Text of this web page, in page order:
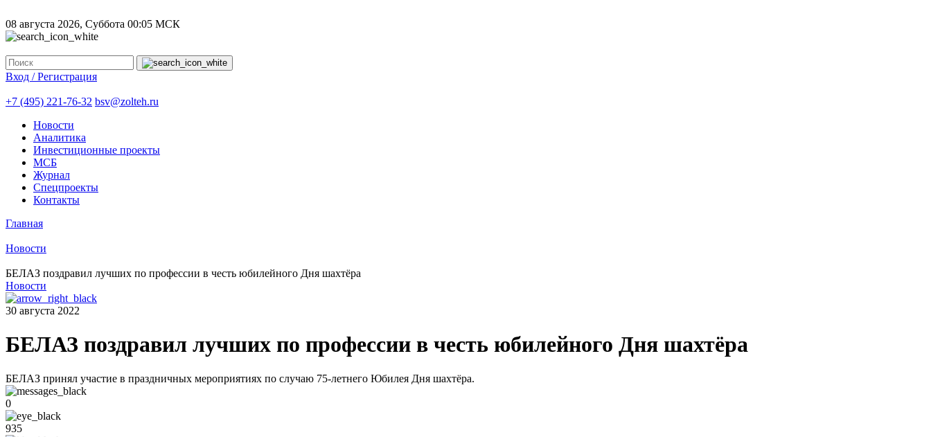
08 августа 2026, Суббота 00:05 МСК
Вход / Регистрация
+7 (495) 221-76-32 bsv@zolteh.ru
Новости
Аналитика
Инвестиционные проекты
МСБ
Журнал
Спецпроекты
Контакты
Главная
Новости
БЕЛАЗ поздравил лучших по профессии в честь юбилейного Дня шахтёра
Новости
30 августа 2022
БЕЛАЗ поздравил лучших по профессии в честь юбилейного Дня шахтёра
БЕЛАЗ принял участие в праздничных мероприятиях по случаю 75-летнего Юбилея Дня шахтёра.
0
935